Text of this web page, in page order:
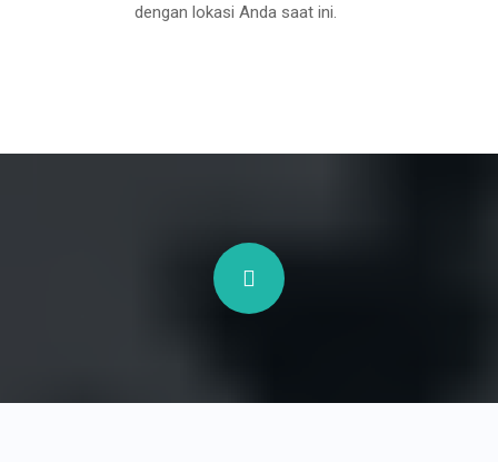
dengan lokasi Anda saat ini.